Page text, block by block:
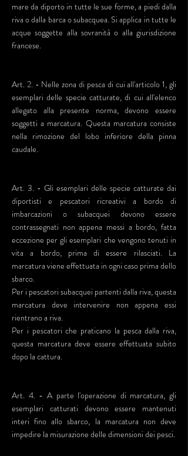
mare da diporto in tutte le sue forme, a piedi dalla
riva o dalla barca o subacquea. Si applica in tutte le
acque soggette alla sovranità o alla giurisdizione
francese.
Art. 2. - Nelle zona di pesca di cui all'articolo 1, gli
esemplari delle specie catturate, di cui all'elenco
allegato alla presente norma, devono essere
soggetti a marcatura. Questa marcatura consiste
nella rimozione del lobo inferiore della pinna
caudale.
Art. 3. - Gli esemplari delle specie catturate dai
diportisti e pescatori ricreativi a bordo di
imbarcazioni o subacquei devono essere
contrassegnati non appena messi a bordo, fatta
eccezione per gli esemplari che vengono tenuti in
vita a bordo, prima di essere rilasciati. La
marcatura viene effettuata in ogni caso prima dello
sbarco.
Per i pescatori subacquei partenti dalla riva, questa
marcatura deve intervenire non appena essi
rientrano a riva.
Per i pescatori che praticano la pesca dalla riva,
questa marcatura deve essere effettuata subito
dopo la cattura.
Art. 4. - A parte l'operazione di marcatura, gli
esemplari catturati devono essere mantenuti
interi fino allo sbarco, la marcatura non deve
impedire la misurazione delle dimensioni dei pesci.